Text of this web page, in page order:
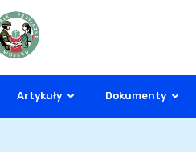
Artykuły Dokumenty